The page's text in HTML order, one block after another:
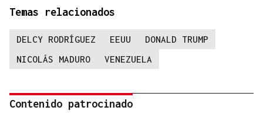
Temas relacionados
DELCY RODRÍGUEZ EEUU
DONALD TRUMP
NICOLÁS MADURO
VENEZUELA
Contenido patrocinado